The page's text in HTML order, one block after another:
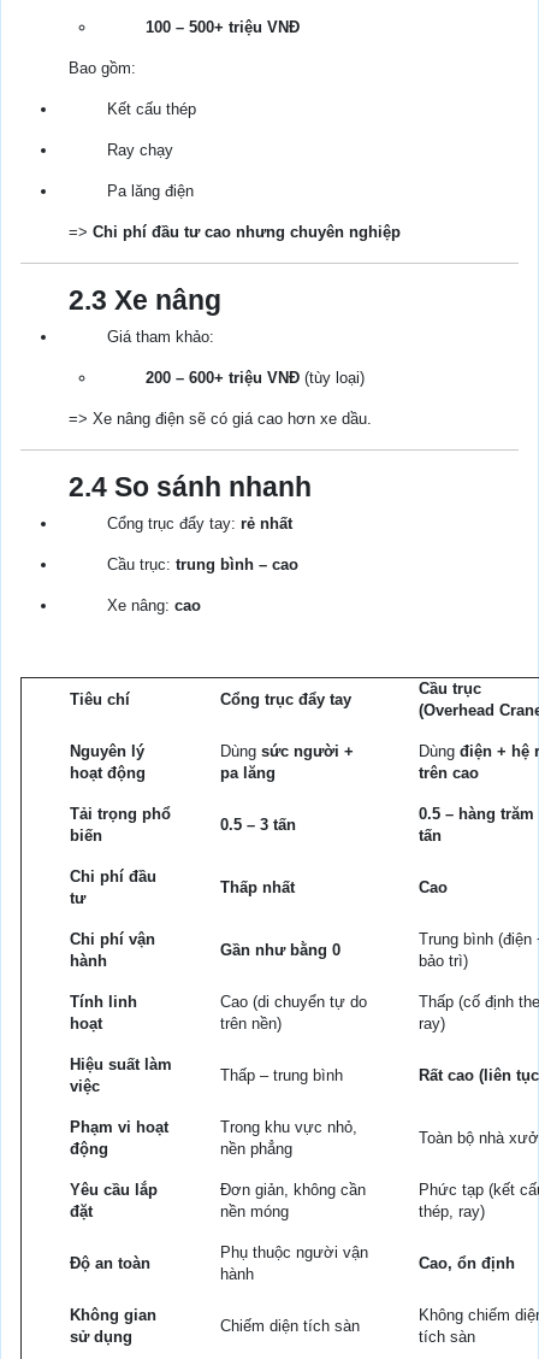
100 – 500+ triệu VNĐ
Bao gồm:
Kết cấu thép
Ray chạy
Pa lăng điện
=> Chi phí đầu tư cao nhưng chuyên nghiệp
2.3 Xe nâng
Giá tham khảo:
200 – 600+ triệu VNĐ (tùy loại)
=> Xe nâng điện sẽ có giá cao hơn xe dầu.
2.4 So sánh nhanh
Cổng trục đẩy tay: rẻ nhất
Cầu trục: trung bình – cao
Xe nâng: cao
Tiêu chí Cổng trục đẩy tay
Cầu trục
(Overhead
Nguyên lý
hoạt động
Dùng sức người +
pa lăng
Dùng điện + hệ
trên cao
Tải trọng phổ
biến
0.5 – 3 tấn
0.5 – hàng trăm
tấn
Chi phí đầu
tư
Thấp nhất Cao
Chi phí vận
hành
Gần như bằng 0
Trung bình (điện
bảo trì)
Tính linh
hoạt
Cao (di chuyển tự do
trên nền)
Thấp (cố định
ray)
Hiệu suất làm
việc
Thấp – trung bình Rất cao (liên
Phạm vi hoạt
động
Trong khu vực nhỏ,
nền phẳng
Toàn bộ nhà
Yêu cầu lắp
đặt
Đơn giản, không cần
nền móng
Phức tạp (kết
thép, ray)
Độ an toàn
Phụ thuộc người vận
hành
Cao, ổn định
Không gian
sử dụng
Chiếm diện tích sàn
Không chiếm
tích sàn